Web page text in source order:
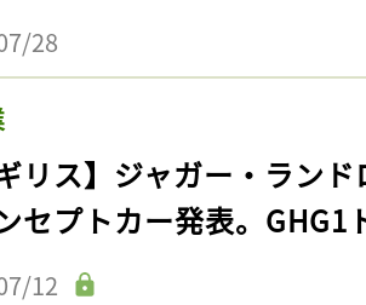
28
ギリス】ジャガー・ラン
セプトカー発表。GHG1
12